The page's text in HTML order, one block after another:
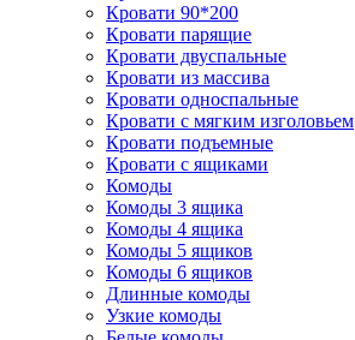
Кровати 90*200
Кровати парящие
Кровати двуспальные
Кровати из массива
Кровати односпальные
Кровати с мягким изголовьем
Кровати подъемные
Кровати с ящиками
Комоды
Комоды 3 ящика
Комоды 4 ящика
Комоды 5 ящиков
Комоды 6 ящиков
Длинные комоды
Узкие комоды